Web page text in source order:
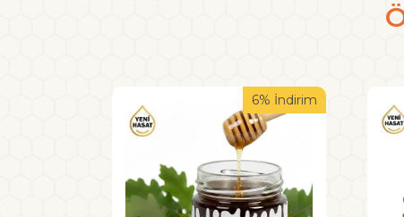
6% İndirim